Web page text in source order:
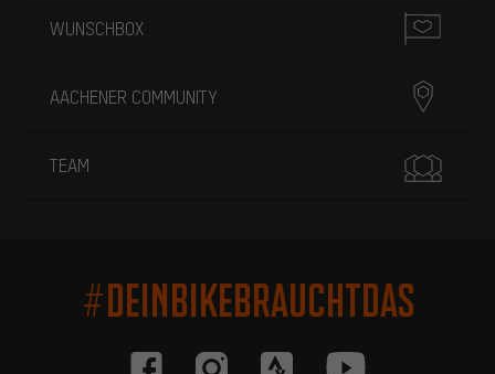
WUNSCHBOX
AACHENER COMMUNITY
TEAM
#DEINBIKEBRAUCHTDAS